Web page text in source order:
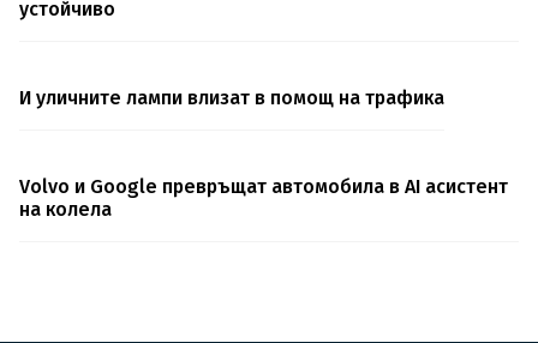
устойчиво
И уличните лампи влизат в помощ на трафика
Volvo и Google превръщат автомобила в AI асистент
на колела